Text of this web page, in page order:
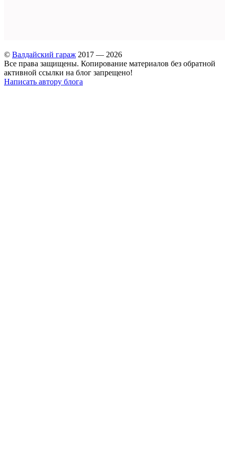
© Валдайский гараж 2017 — 2026
Все права защищены. Копирование материалов без обратной
активной ссылки на блог запрещено!
Написать автору блога